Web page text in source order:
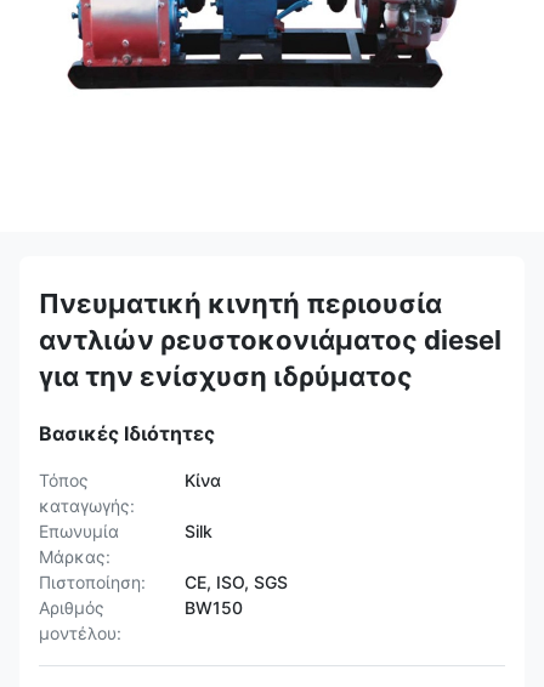
Πνευματική κινητή περιουσία
αντλιών ρευστοκονιάματος diesel
για την ενίσχυση ιδρύματος
Βασικές Ιδιότητες
Τόπος
καταγωγής:
Κίνα
Επωνυμία
Μάρκας:
Silk
Πιστοποίηση:
CE, ISO, SGS
Αριθμός
μοντέλου:
BW150